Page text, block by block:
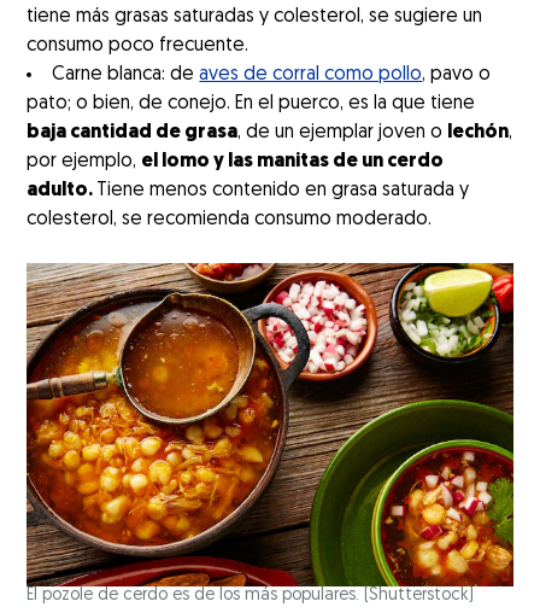
tiene más grasas saturadas y colesterol, se sugiere un
consumo poco frecuente.
Carne blanca: deaves de corral como pollo, pavo o
pato; o bien, de conejo. En el puerco, es la que tiene
baja cantidad de grasa, de un ejemplar joven o lechón,
por ejemplo, el lomo y las manitas de un cerdo
adulto.
Tiene menos contenido en grasa saturada y
colesterol, se recomienda consumo moderado.
El pozole de cerdo es de los más populares. (Shutterstock)